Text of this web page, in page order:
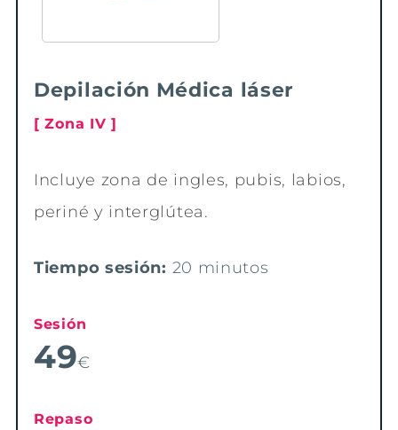
Depilación Médica láser
[ Zona IV ]
Incluye zona de ingles, pubis, labios,
periné y interglútea.
Tiempo sesión: 20 minutos
Sesión
49€
Repaso